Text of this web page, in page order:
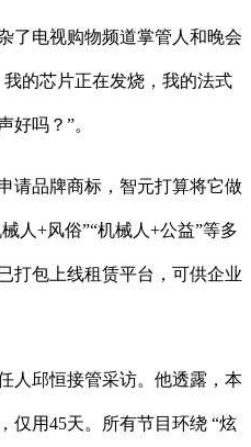
电视购物频道掌管人和晚会
的芯片正在发烧，我的法式
好吗？”。
品牌商标，智元打算将它做
人+风俗”“机械人+公益”等多
打包上线租赁平台，可供企业
邱恒接管采访。他透露，本
仅用45天。所有节目环绕 “炫